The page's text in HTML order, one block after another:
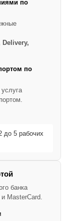
по
Delivery,
по
до 5 рабочих
банка
MasterCard.